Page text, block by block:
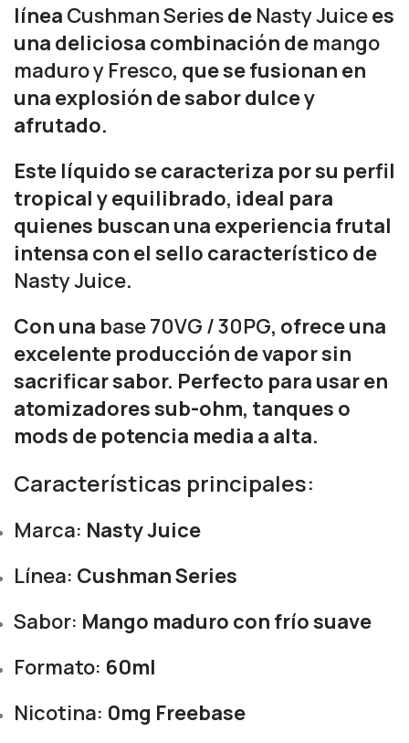
línea Cushman Seriesde Nasty Juicees
una deliciosa combinación de mango
maduro y Fresco, que se fusionan en
una explosión de sabor dulce y
afrutado.
Este líquido se caracteriza por su perfil
tropical y equilibrado, ideal para
quienes buscan una experiencia frutal
intensa con el sello característico de
Nasty Juice.
Con una base 70VG / 30PG, ofrece una
excelente producción de vapor sin
sacrificar sabor. Perfecto para usar en
atomizadores sub-ohm, tanques o
mods de potencia media a alta.
Características principales:
Marca: Nasty Juice
Línea: Cushman Series
Sabor: Mango maduro con frío suave
Formato: 60ml
Nicotina: 0mg Freebase